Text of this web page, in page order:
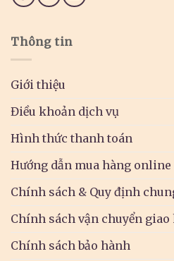
Thông tin
Giới thiệu
Điều khoản dịch vụ
Hình thức thanh toán
Hướng dẫn mua hàng online
Chính sách & Quy định
Chính sách vận chuyển giao
Chính sách bảo hành